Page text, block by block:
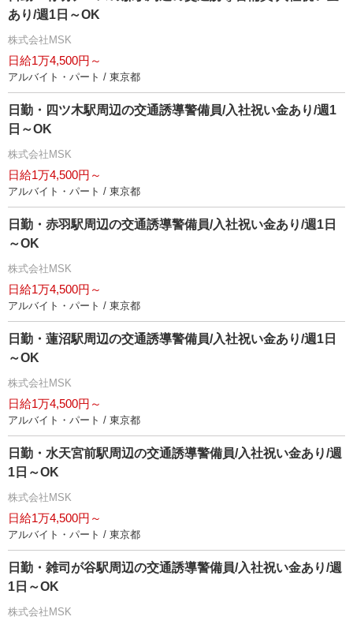
あり/週1日～OK
株式会社MSK
日給1万4,500円～
アルバイト・パート / 東京都
日勤・四ツ木駅周辺の交通誘導警備員/入社祝い金あり/週1
日～OK
株式会社MSK
日給1万4,500円～
アルバイト・パート / 東京都
日勤・赤羽駅周辺の交通誘導警備員/入社祝い金あり/週1日
～OK
株式会社MSK
日給1万4,500円～
アルバイト・パート / 東京都
日勤・蓮沼駅周辺の交通誘導警備員/入社祝い金あり/週1日
～OK
株式会社MSK
日給1万4,500円～
アルバイト・パート / 東京都
日勤・水天宮前駅周辺の交通誘導警備員/入社祝い金あり/週
1日～OK
株式会社MSK
日給1万4,500円～
アルバイト・パート / 東京都
日勤・雑司が谷駅周辺の交通誘導警備員/入社祝い金あり/週
1日～OK
株式会社MSK